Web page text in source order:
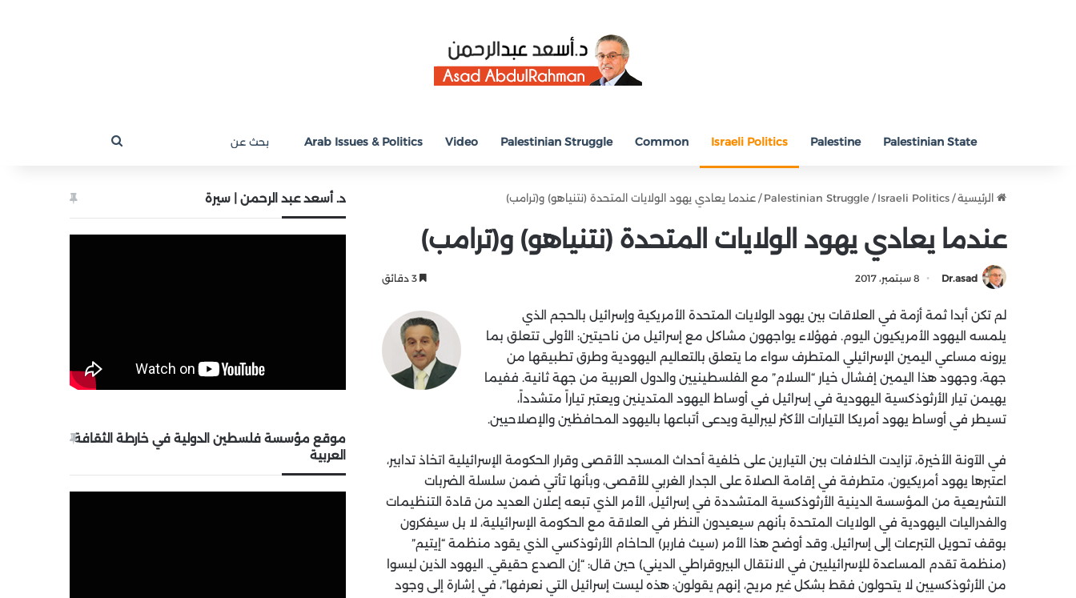
Palestinian State
Palestine
Israeli Politics
Common
Palestinian Struggle
Video
Arab Issues & Politics
الرئيسية/
Palestinian Struggle/ Israeli Politics
/عندما يعادي يهود الولايات المتحدة (نتنياهو) و(ترامب)
عندما يعادي يهود الولايات المتحدة (نتنياهو) و(ترامب)
Dr.asad 8 سبتمبر، 2017
لم تكن أبدا ثمة أزمة في العلاقات بين يهود الولايات المتحدة الأمريكية وإسرائيل بالحجم الذي
يلمسه اليهود الأمريكيون اليوم. فهؤلاء يواجهون مشاكل مع إسرائيل من ناحيتين: الأولى تتعلق بما
يرونه مساعي اليمين الإسرائيلي المتطرف سواء ما يتعلق بالتعاليم اليهودية وطرق تطبيقها من
جهة، وجهود هذا اليمين إفشال خيار “السلام” مع الفلسطينيين والدول العربية من جهة ثانية. ففيما
يهيمن تيار الأرثوذكسية اليهودية في إسرائيل في أوساط اليهود المتدينين ويعتبر تياراً متشدداً،
تسيطر في أوساط يهود أمريكا التيارات الأكثر ليبرالية ويدعى أتباعها باليهود المحافظين والإصلاحيين.
في الآونة الأخيرة، تزايدت الخلافات بين التيارين على خلفية أحداث المسجد الأقصى وقرار الحكومة الإسرائيلية اتخاذ تدابير،
اعتبرها يهود أمريكيون، متطرفة في إقامة الصلاة على الجدار الغربي للأقصى، وبأنها تأتي ضمن سلسلة الضربات
التشريعية من المؤسسة الدينية الأرثوذكسية المتشددة في إسرائيل، الأمر الذي تبعه إعلان العديد من قادة التنظيمات
والفدراليات اليهودية في الولايات المتحدة بأنهم سيعيدون النظر في العلاقة مع الحكومة الإسرائيلية، لا بل سيفكرون
بوقف تحويل التبرعات إلى إسرائيل. وقد أوضح هذا الأمر (سيث فاربر) الحاخام الأرثوذكسي الذي يقود منظمة “إيتيم”
(منظمة تقدم المساعدة للإسرائيليين في الانتقال البيروقراطي الديني) حين قال: “إن الصدع حقيقي. اليهود الذين ليسوا
من الأرثوذكسيين لا يتحولون فقط بشكل غير مريح، إنهم يقولون: هذه ليست إسرائيل التي نعرفها”، في إشارة إلى وجود
د. أسعد عبد الرحمن | سيرة
موقع مؤسسة فلسطين الدولية في خارطة الثقافة
العربية